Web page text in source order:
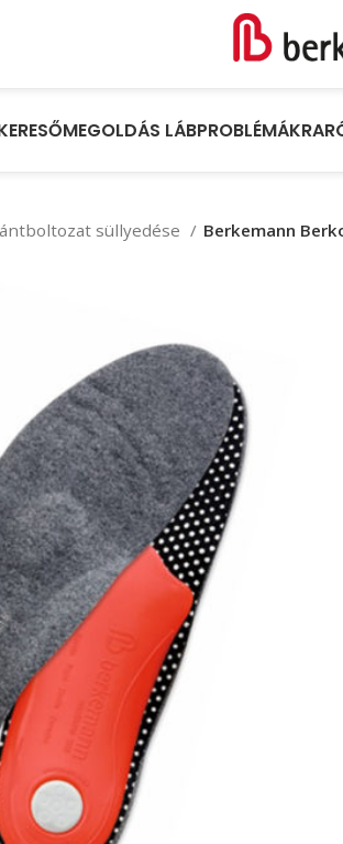
MEGOLDÁS LÁBPROBLÉMÁKRA
süllyedése Berkemann